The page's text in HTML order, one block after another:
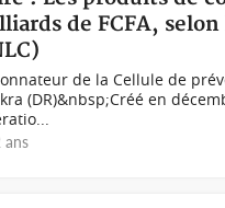
de FCFA,
de la Cellule de
(DR)&nbsp;Créé en
ans